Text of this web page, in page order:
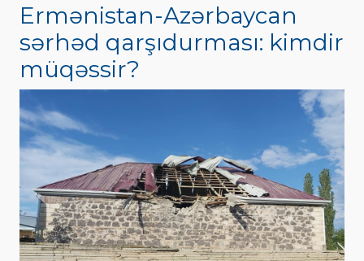
Ermənistan-Azərbaycan
sərhəd qarşıdurması: kimdir
müqəssir?